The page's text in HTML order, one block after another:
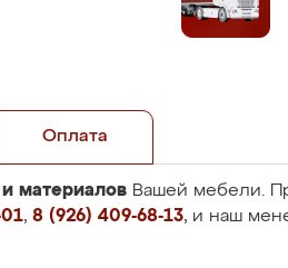
Оплата
материалов Вашей мебели.
, 8 (926) 409-68-13, и наш